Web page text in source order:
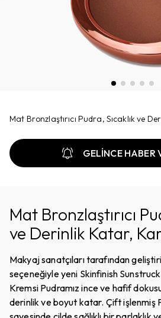
Mat Bronzlaştırıcı Pudra, Sıcaklık ve
GELİNCE HABER
Mat Bronzlaştırıcı
ve Derinlik Katar,
Makyaj sanatçıları tarafından
seçeneğiyle yeni Skinfinish Sunstruck
Kremsi Pudramız ince ve hafif
derinlik ve boyut katar. Çift işlenmiş